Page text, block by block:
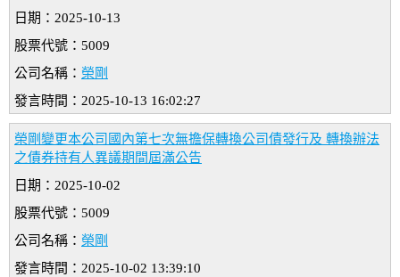
日期：2025-10-13
股票代號：5009
公司名稱： 榮剛
發言時間：2025-10-13 16:02:27
榮剛變更本公司國內第七次無擔保轉換公司債發行及 轉換辦法
之債券持有人異議期間屆滿公告
日期：2025-10-02
股票代號：5009
公司名稱： 榮剛
發言時間：2025-10-02 13:39:10